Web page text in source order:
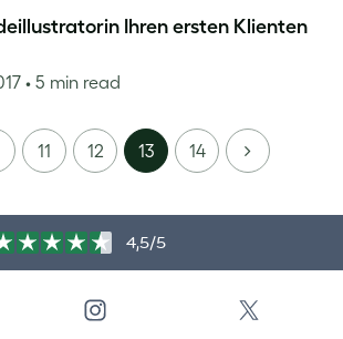
Ihren ersten Klienten
• 5 min read
11 12 13 14 NEXT
4,5/5